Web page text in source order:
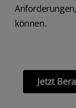
können.
Jetzt